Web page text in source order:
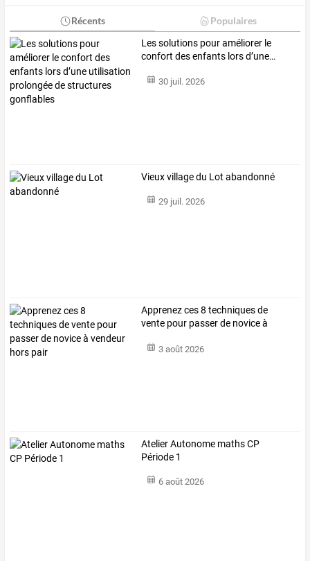
Récents Populaires
Lessolutions pouraméliorer le
confort desenfants lorsd’une…
30 juil. 2026
Vieux village du Lot abandonné
29 juil. 2026
Apprenezces8 techniquesde
vente pour passerde noviceà
3 août 2026
Atelier Autonome maths CP
Période 1
6 août 2026